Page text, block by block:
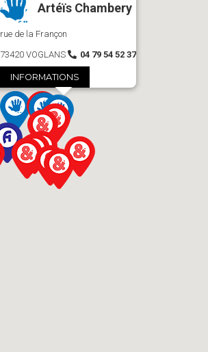
Artéïs Chambery
rue de la Françon
73420 VOGLANS
04 79 54 52 37
INFORMATIONS